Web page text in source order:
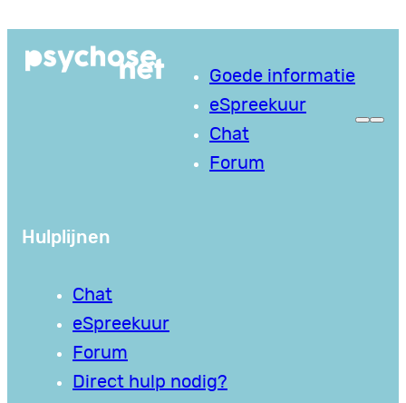
naar
Goede informatie
eSpreekuur
Chat
Forum
Hulplijnen
Chat
eSpreekuur
Forum
Direct hulp nodig?